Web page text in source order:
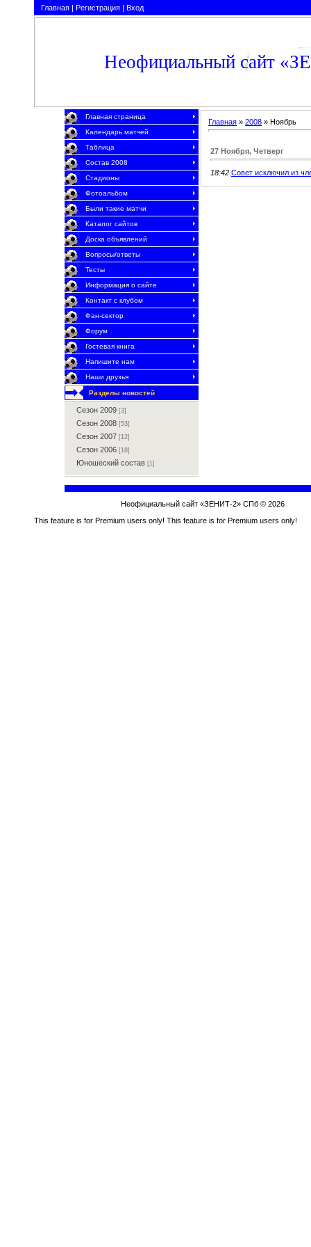
Главная | Регистрация | Вход
Неофициальный сайт
Главная страница
Календарь матчей
Таблица
Состав 2008
Стадионы
Фотоальбом
Были такие матчи
Каталог сайтов
Доска объявлений
Вопросы/ответы
Тесты
Информация о сайте
Контакт с клубом
Фан-сектор
Форум
Гостевая книга
Напишите нам
Наши друзья
Разделы новостей
Сезон 2009 [3]
Сезон 2008 [53]
Сезон 2007 [12]
Сезон 2006 [18]
Юношеский состав [1]
Главная »2008 » Ноябрь
27 Ноября, Четверг
18:42 Совет исключил из
Неофициальный сайт «ЗЕНИТ-2» СПб © 2026
This feature is for Premium users only! This feature is for Premium users only!